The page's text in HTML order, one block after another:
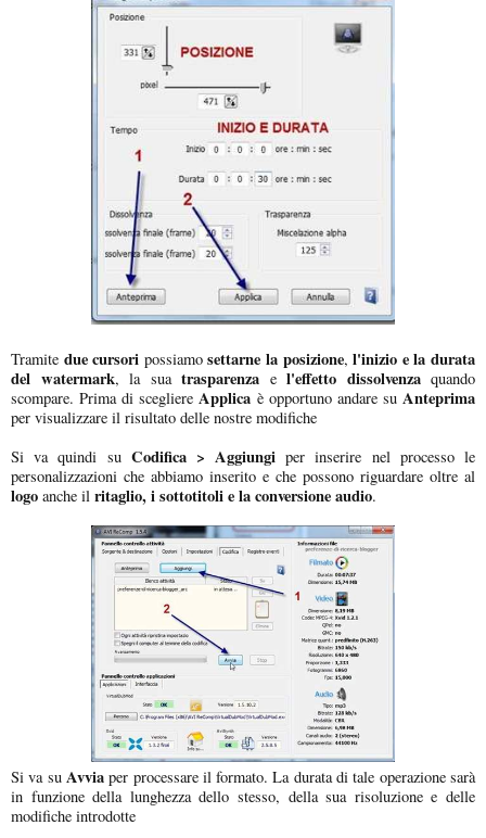
Tramite due cursori possiamosettarne la posizione,l'inizio e la durata
del watermark, la sua trasparenza e l'effetto dissolvenzaquando
scompare. Prima di scegliereApplica è opportuno andare suAnteprima
per visualizzare il risultato delle nostre modifiche
Si va quindi su Codifica > Aggiungi per inserire nel processo le
personalizzazioni che abbiamo inserito e che possono riguardare oltre al
logo anche il ritaglio, i sottotitoli e la conversione audio.
Si va su Avviaper processare il formato. La durata di tale operazione sarà
in funzione della lunghezza dello stesso, della sua risoluzione e delle
modifiche introdotte